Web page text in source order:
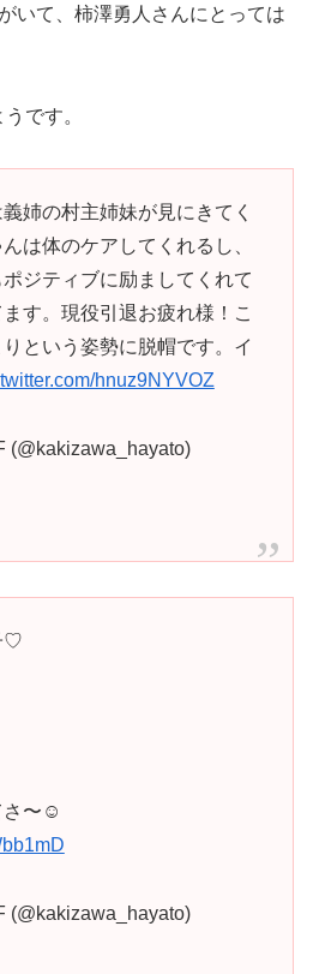
いて、柿澤勇人さんにとっては
です。
姉の村主姉妹が見にきてく
は体のケアしてくれるし、
ジティブに励ましてくれて
す。現役引退お疲れ様！こ
という姿勢に脱帽です。イ
hnuz9NYVOZ
♡
さ〜☺︎